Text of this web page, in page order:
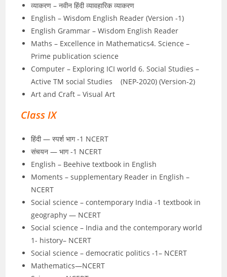
व्याकरण – नवीन हिंदी व्यावहारिक व्याकरण
English – Wisdom English Reader (Version -1)
English Grammar – Wisdom English Reader
Maths – Excellence in Mathematics4. Science –
Prime publication science
Computer – Exploring ICI world 6. Social Studies –
Active TM social Studies (NEP-2020) (Version-2)
Art and Craft – Visual Art
Class IX
हिंदी — स्पर्श भाग -1 NCERT
संचयन — भाग -1 NCERT
English – Beehive textbook in English
Moments – supplementary Reader in English –
NCERT
Social science – contemporary India -1 textbook in
geography — NCERT
Social science – India and the contemporary world
1- history– NCERT
Social science – democratic politics -1– NCERT
Mathematics—NCERT